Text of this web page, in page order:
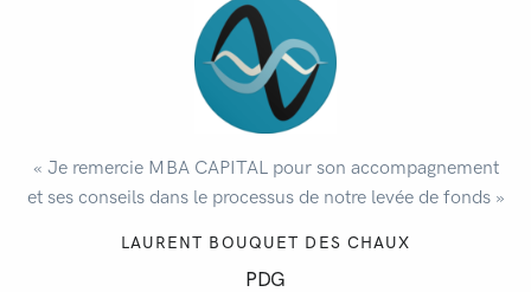
« Je remercie MBA CAPITAL pour son accompagnement
et ses conseils dans le processus de notre levée de fonds »
LAURENT BOUQUET DES CHAUX
PDG